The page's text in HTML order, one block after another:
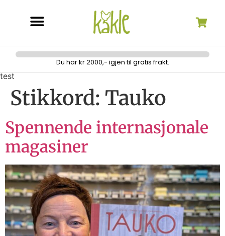
Du har kr 2000,- igjen til gratis frakt.
test
Stikkord: Tauko
Spennende internasjonale
magasiner